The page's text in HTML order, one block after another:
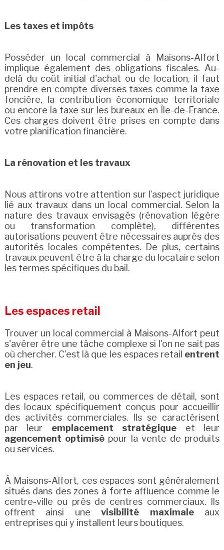
Les taxes et impôts
Posséder un local commercial à Maisons-Alfort
implique également des obligations fiscales. Au-
delà du coût initial d'achat ou de location, il faut
prendre en compte diverses taxes comme la taxe
foncière, la contribution économique territoriale
ou encore la taxe sur les bureaux en Île-de-France.
Ces charges doivent être prises en compte dans
votre planification financière.
La rénovation et les travaux
Nous attirons votre attention sur l’aspect juridique
lié aux travaux dans un local commercial. Selon la
nature des travaux envisagés (rénovation légère
ou transformation complète), différentes
autorisations peuvent être nécessaires auprès des
autorités locales compétentes. De plus, certains
travaux peuvent être à la charge du locataire selon
les termes spécifiques du bail.
Les espaces retail
Trouver un local commercial à Maisons-Alfort peut
s'avérer être une tâche complexe si l'on ne sait pas
où chercher. C'est là que les espaces retail entrent
en jeu.
Les espaces retail, ou commerces de détail, sont
des locaux spécifiquement conçus pour accueillir
des activités commerciales. Ils se caractérisent
par leur emplacement stratégique et leur
agencement optimisé pour la vente de produits
ou services.
À Maisons-Alfort, ces espaces sont généralement
situés dans des zones à forte affluence comme le
centre-ville ou près de centres commerciaux. Ils
offrent ainsi unevisibilité maximaleaux
entreprises qui y installent leurs boutiques.